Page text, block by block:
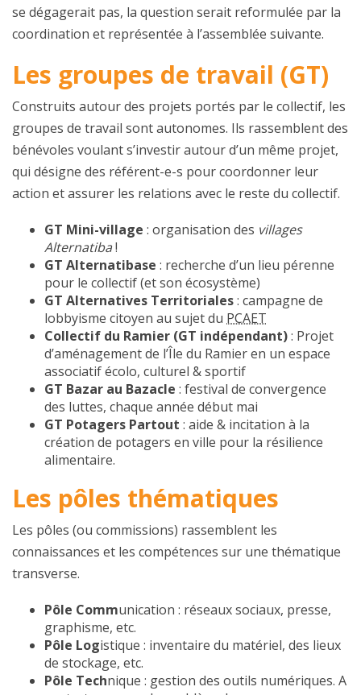
se dégagerait pas, la question serait reformulée par la
coordination et représentée à l’assemblée suivante.
Les groupes de travail (GT)
Construits autour des projets portés par le collectif, les
groupes de travail sont autonomes. Ils rassemblent des
bénévoles voulant s’investir autour d’un même projet,
qui désigne des référent-e-s pour coordonner leur
action et assurer les relations avec le reste du collectif.
GT Mini-village : organisation des villages
Alternatiba!
GT Alternatibase : recherche d’un lieu pérenne
pour le collectif (et son écosystème)
GT Alternatives Territoriales: campagne de
lobbyisme citoyen au sujet du PCAET
Collectif du Ramier (GT indépendant): Projet
d’aménagement de l’Île du Ramier en un espace
associatif écolo, culturel & sportif
GT Bazar au Bazacle : festival de convergence
des luttes, chaque année début mai
GT Potagers Partout : aide & incitation à la
création de potagers en ville pour la résilience
alimentaire.
Les pôles thématiques
Les pôles (ou commissions) rassemblent les
connaissances et les compétences sur une thématique
transverse.
Pôle Communication : réseaux sociaux, presse,
graphisme, etc.
Pôle Logistique : inventaire du matériel, des lieux
de stockage, etc.
Pôle Technique : gestion des outils numériques. A